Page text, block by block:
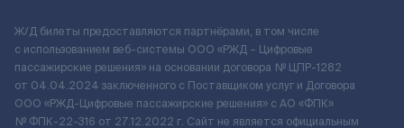
Ж/Д билеты предоставляются партнёрами, в том числе
с использованием веб-системы ООО «РЖД – Цифровые
пассажирские решения» на основании договора № ЦПР-1282
от 04.04.2024 заключенного с Поставщиком услуг и Договора
ООО «РЖД-Цифровые пассажирские решения» c АО «ФПК»
№ ФПК-22-316 от 27.12.2022 г. Сайт не является официальным